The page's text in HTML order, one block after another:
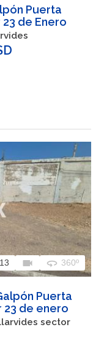
Puerta
de Enero
videocam 360 360º
Puerta
23 de enero
sector